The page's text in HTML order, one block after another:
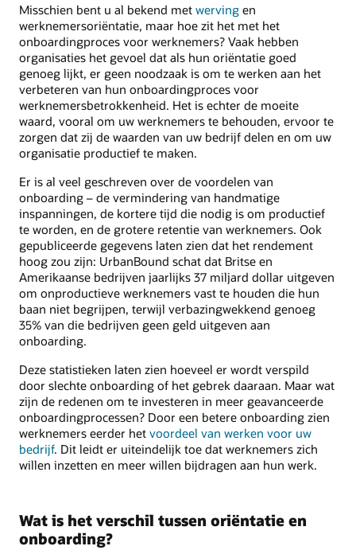
Misschien bent u al bekend met werving en
werknemersoriëntatie, maar hoe zit het met het
onboardingproces voor werknemers? Vaak hebben
organisaties het gevoel dat als hun oriëntatie goed
genoeg lijkt, er geen noodzaak is om te werken aan het
verbeteren van hun onboardingproces voor
werknemersbetrokkenheid. Het is echter de moeite
waard, vooral om uw werknemers te behouden, ervoor te
zorgen dat zij de waarden van uw bedrijf delen en om uw
organisatie productief te maken.
Er is al veel geschreven over de voordelen van
onboarding – de vermindering van handmatige
inspanningen, de kortere tijd die nodig is om productief
te worden, en de grotere retentie van werknemers. Ook
gepubliceerde gegevens laten zien dat het rendement
hoog zou zijn: UrbanBound schat dat Britse en
Amerikaanse bedrijven jaarlijks 37 miljard dollar uitgeven
om onproductieve werknemers vast te houden die hun
baan niet begrijpen, terwijl verbazingwekkend genoeg
35% van die bedrijven geen geld uitgeven aan
onboarding.
Deze statistieken laten zien hoeveel er wordt verspild
door slechte onboarding of het gebrek daaraan. Maar wat
zijn de redenen om te investeren in meer geavanceerde
onboardingprocessen? Door een betere onboarding zien
werknemers eerder het voordeel van werken voor uw
bedrijf. Dit leidt er uiteindelijk toe dat werknemers zich
willen inzetten en meer willen bijdragen aan hun werk.
Wat is het verschil tussen oriëntatie en
onboarding?